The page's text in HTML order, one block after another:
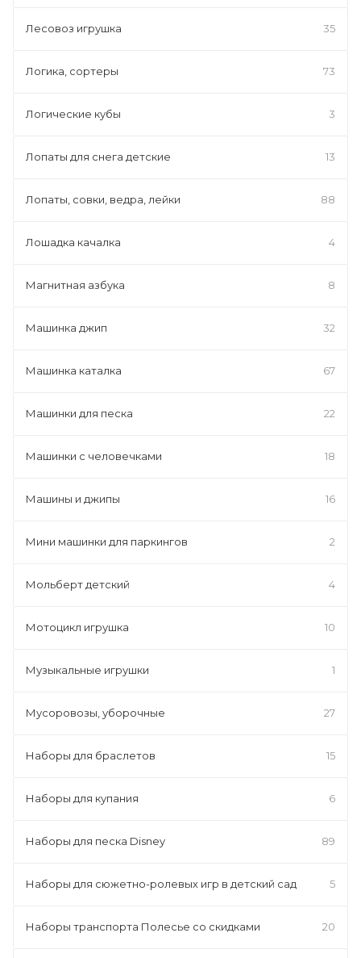
Лесовоз игрушка 35
Логика, сортеры 73
Логические кубы 3
Лопаты для снега детские 13
Лопаты, совки, ведра, лейки 88
Лошадка качалка 4
Магнитная азбука 8
Машинка джип 32
Машинка каталка 67
Машинки для песка 22
Машинки с человечками 18
Машины и джипы 16
Мини машинки для паркингов 2
Мольберт детский 4
Мотоцикл игрушка 10
Музыкальные игрушки 1
Мусоровозы, уборочные 27
Наборы для браслетов 15
Наборы для купания 6
Наборы для песка Disney 89
Наборы для сюжетно-ролевых игр в детский сад 5
Наборы транспорта Полесье со скидками 20